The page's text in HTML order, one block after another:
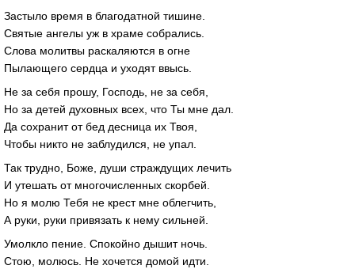
Застыло время в благодатной тишине.
Святые ангелы уж в храме собрались.
Слова молитвы раскаляются в огне
Пылающего сердца и уходят ввысь.
Не за себя прошу, Господь, не за себя,
Но за детей духовных всех, что Ты мне дал.
Да сохранит от бед десница их Твоя,
Чтобы никто не заблудился, не упал.
Так трудно, Боже, души страждущих лечить
И утешать от многочисленных скорбей.
Но я молю Тебя не крест мне облегчить,
А руки, руки привязать к нему сильней.
Умолкло пение. Спокойно дышит ночь.
Стою, молюсь. Не хочется домой идти.